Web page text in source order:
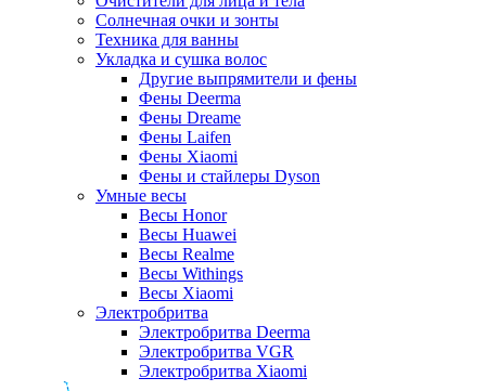
Солнечная очки и зонты
Техника для ванны
Укладка и сушка волос
Другие выпрямители и фены
Фены Deerma
Фены Dreame
Фены Laifen
Фены Xiaomi
Фены и стайлеры Dyson
Умные весы
Весы Honor
Весы Huawei
Весы Realme
Весы Withings
Весы Xiaomi
Электробритва
Электробритва Deerma
Электробритва VGR
Электробритва Xiaomi